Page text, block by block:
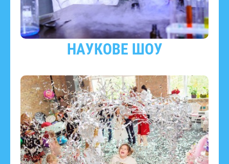
НАУКОВЕ ШОУ